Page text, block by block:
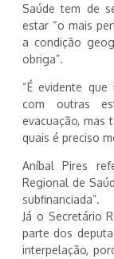
Saúde tem de
estar “o mais
a condição
obriga”.
“É evidente
com outras
evacuação, mas
quais é preciso
Aníbal Pires
Regional de
subfinanciada”.
Já o Secretário
parte dos
interpelação,